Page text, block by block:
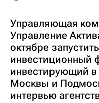
Управляющая
Управление
октябре
инвестиционный
инвестирующий
Москвы и
интервью